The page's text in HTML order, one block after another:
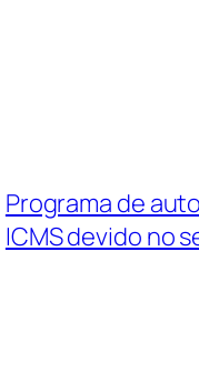
Programa de
ICMS devido no